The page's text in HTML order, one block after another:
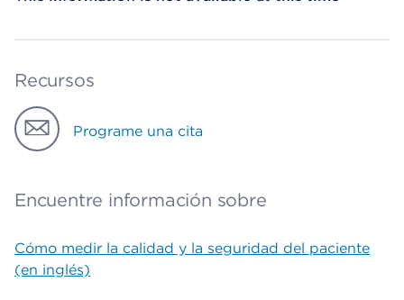
Recursos
Programe una cita
Encuentre información sobre
Cómo medir la calidad y la seguridad del paciente
(en inglés)